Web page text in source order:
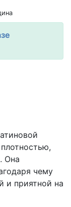
Она
чему
и приятной на